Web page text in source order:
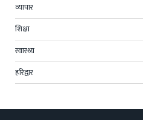
व्यापार
शिक्षा
स्वास्थ्य
हरिद्वार